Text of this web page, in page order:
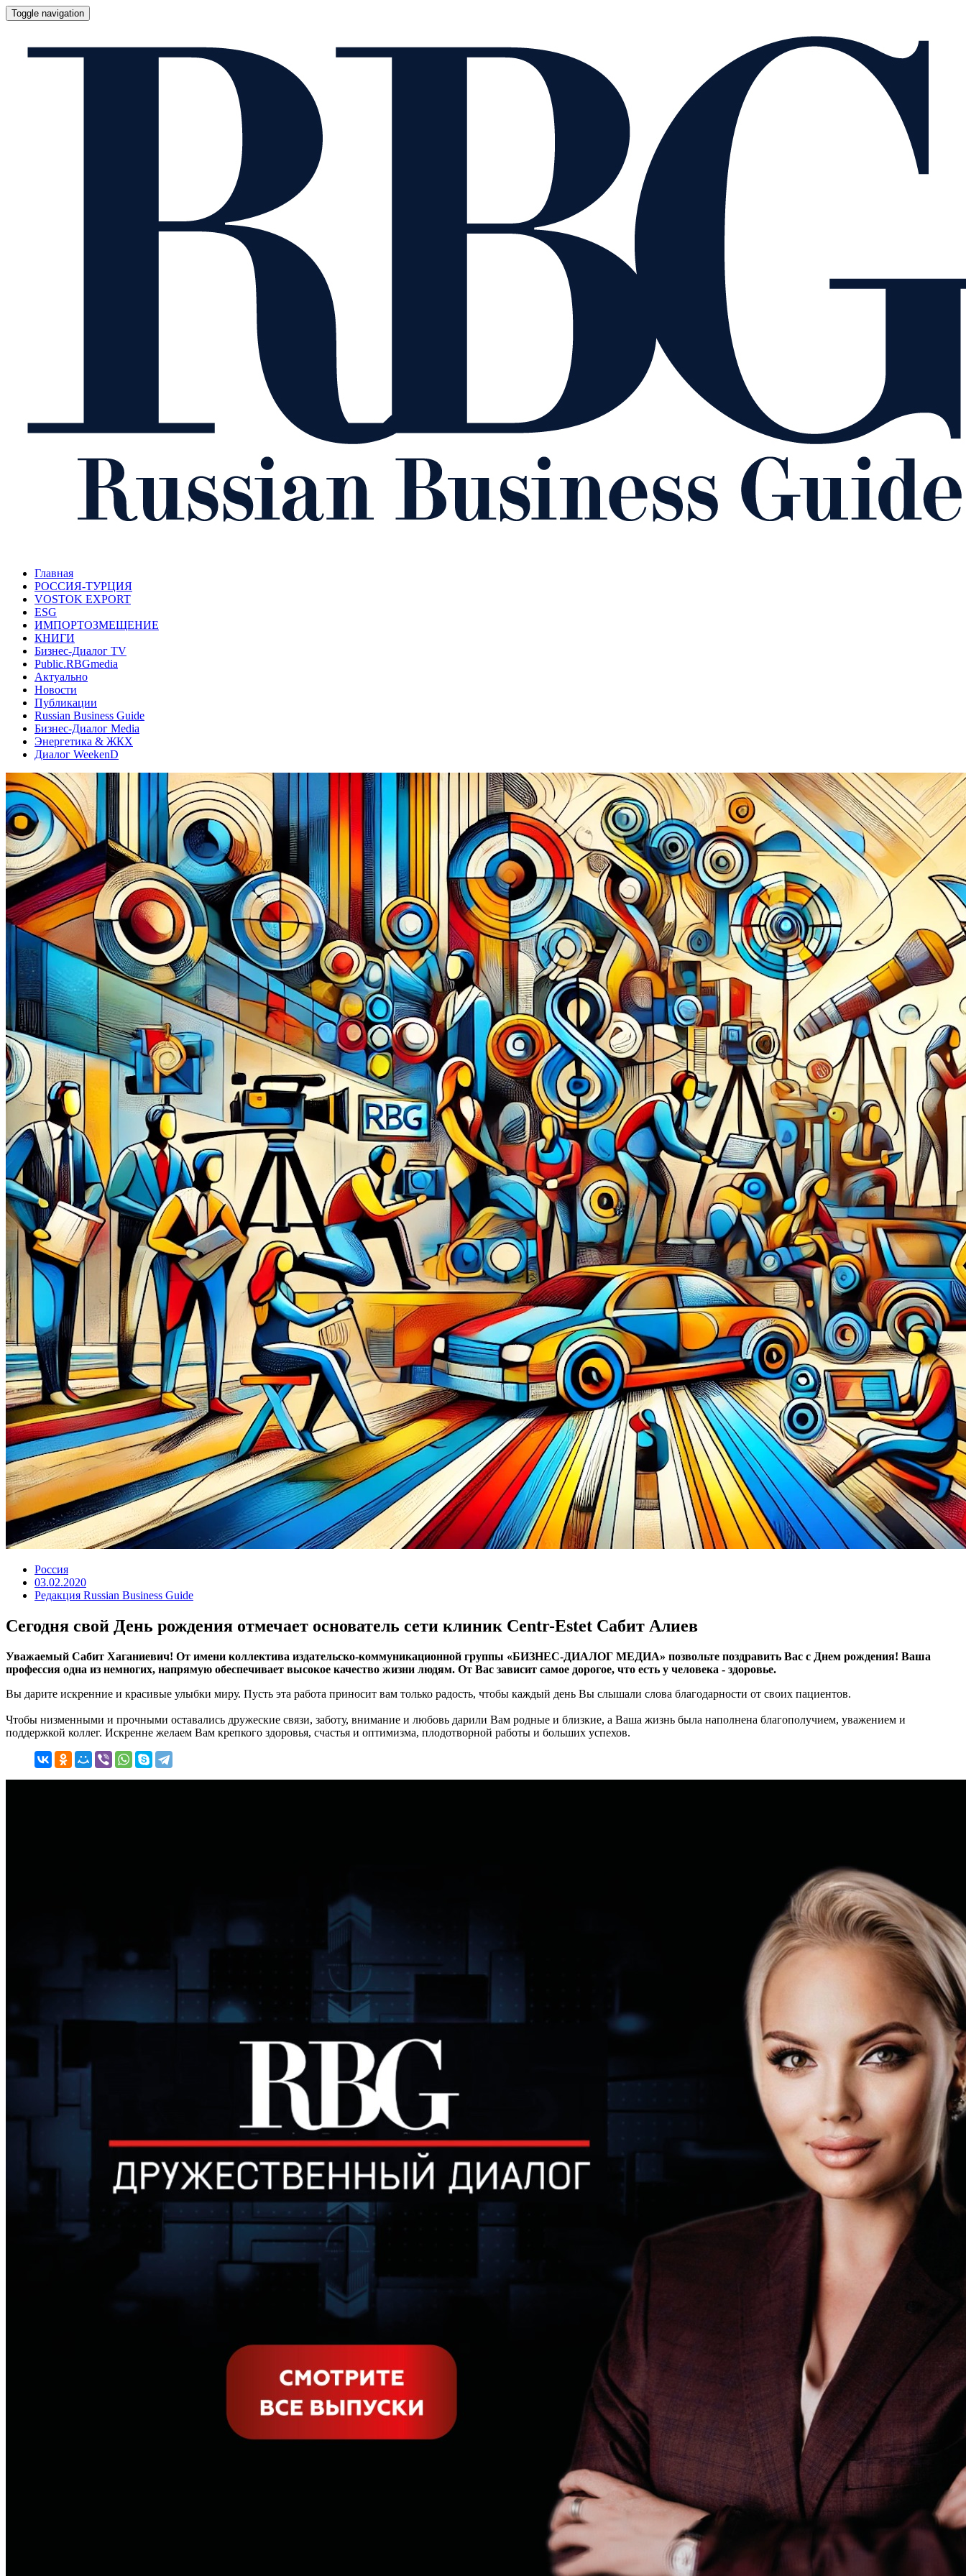
Toggle navigation
Главная
РОССИЯ-ТУРЦИЯ
VOSTOK EXPORT
ESG
ИМПОРТОЗМЕЩЕНИЕ
КНИГИ
Бизнес-Диалог TV
Public.RBGmedia
Актуально
Новости
Публикации
Russian Business Guide
Бизнес-Диалог Media
Энергетика & ЖКХ
Диалог WeekenD
Россия
03.02.2020
Редакция Russian Business Guide
Сегодня свой День рождения отмечает основатель сети клиник Centr-Estet Сабит Алиев
Уважаемый Сабит Хаганиевич! От имени коллектива издательско-коммуникационной группы «БИЗНЕС-ДИАЛОГ МЕДИА» позвольте поздравить Вас с Днем рождения! Ваша
профессия одна из немногих, напрямую обеспечивает высокое качество жизни людям. От Вас зависит самое дорогое, что есть у человека - здоровье.
Вы дарите искренние и красивые улыбки миру. Пусть эта работа приносит вам только радость, чтобы каждый день Вы слышали слова благодарности от своих пациентов.
Чтобы низменными и прочными оставались дружеские связи, заботу, внимание и любовь дарили Вам родные и близкие, а Ваша жизнь была наполнена благополучием, уважением и
поддержкой коллег. Искренне желаем Вам крепкого здоровья, счастья и оптимизма, плодотворной работы и больших успехов.